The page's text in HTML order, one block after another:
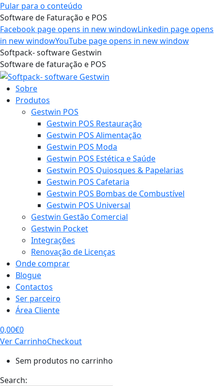
Pular para o conteúdo
Software de Faturação e POS
Facebook page opens in new windowLinkedin page opens
in new windowYouTube page opens in new window
Softpack- software Gestwin
Software de faturação e POS
Sobre
Produtos
Gestwin POS
Gestwin POS Restauração
Gestwin POS Alimentação
Gestwin POS Moda
Gestwin POS Estética e Saúde
Gestwin POS Quiosques & Papelarias
Gestwin POS Cafetaria
Gestwin POS Bombas de Combustível
Gestwin POS Universal
Gestwin Gestão Comercial
Gestwin Pocket
Integrações
Renovação de Licenças
Onde comprar
Blogue
Contactos
Ser parceiro
Área Cliente
0,00€0
Ver CarrinhoCheckout
Sem produtos no carrinho
Search: